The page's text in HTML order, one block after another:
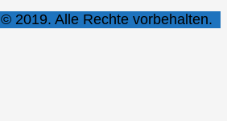
© 2019. Alle Rechte vorbehalten.